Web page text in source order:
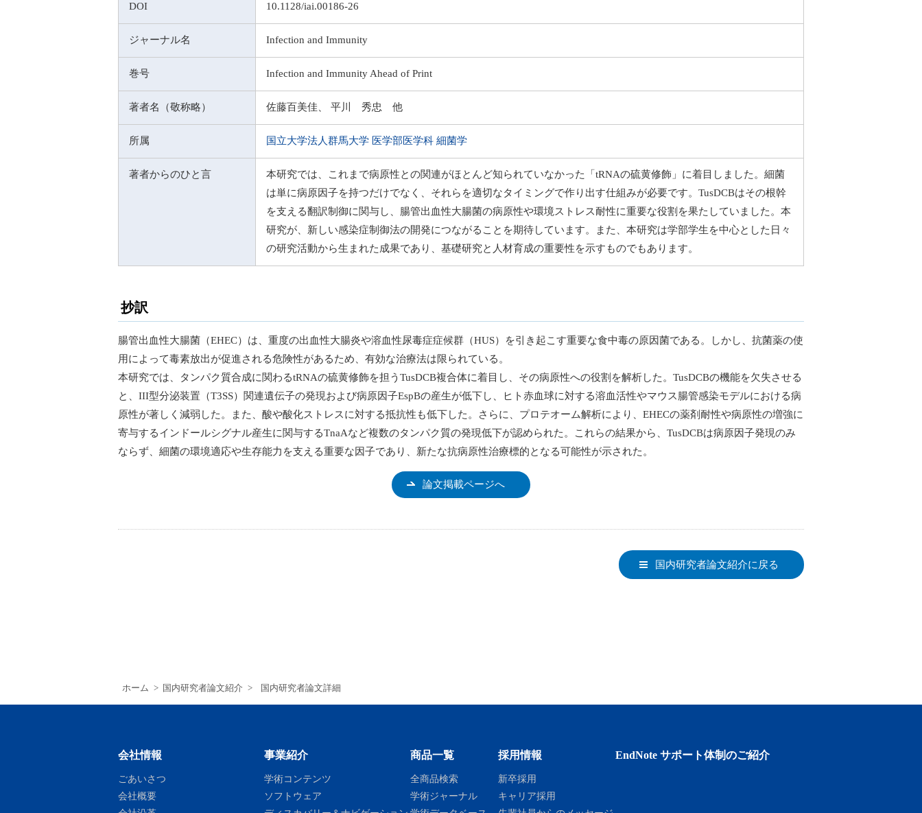
DOI 10.1128/iai.00186-26
ジャーナル名 Infection and Immunity
巻号 Infection and Immunity Ahead of Print
著者名（敬称略） 佐藤百美佳、 平川 秀忠 他
所属 国立大学法人群馬大学 医学部医学科 細菌学
著者からのひと言
本研究では、これまで病原性との関連がほとんど知られていなかった「tRNAの硫黄修飾」に着目しました。細菌
は単に病原因子を持つだけでなく、それらを適切なタイミングで作り出す仕組みが必要です。TusDCBはその根幹
を支える翻訳制御に関与し、腸管出血性大腸菌の病原性や環境ストレス耐性に重要な役割を果たしていました。本
研究が、新しい感染症制御法の開発につながることを期待しています。また、本研究は学部学生を中心とした日々
の研究活動から生まれた成果であり、基礎研究と人材育成の重要性を示すものでもあります。
抄訳
腸管出血性大腸菌（EHEC）は、重度の出血性大腸炎や溶血性尿毒症症候群（HUS）を引き起こす重要な食中毒の原因菌である。しかし、抗菌薬の使
用によって毒素放出が促進される危険性があるため、有効な治療法は限られている。
本研究では、タンパク質合成に関わるtRNAの硫黄修飾を担うTusDCB複合体に着目し、その病原性への役割を解析した。TusDCBの機能を欠失させる
と、III型分泌装置（T3SS）関連遺伝子の発現および病原因子EspBの産生が低下し、ヒト赤血球に対する溶血活性やマウス腸管感染モデルにおける病
原性が著しく減弱した。また、酸や酸化ストレスに対する抵抗性も低下した。さらに、プロテオーム解析により、EHECの薬剤耐性や病原性の増強に
寄与するインドールシグナル産生に関与するTnaAなど複数のタンパク質の発現低下が認められた。これらの結果から、TusDCBは病原因子発現のみ
ならず、細菌の環境適応や生存能力を支える重要な因子であり、新たな抗病原性治療標的となる可能性が示された。
論文掲載ページへ
国内研究者論文紹介に戻る
ホーム > 国内研究者論文紹介 > 国内研究者論文詳細
会社情報
ごあいさつ
会社概要
事業紹介
学術コンテンツ
ソフトウェア
商品一覧
全商品検索
学術ジャーナル
採用情報
新卒採用
キャリア採用
EndNote サポート体制のご紹介